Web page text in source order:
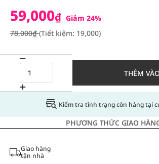
59,000₫ Giảm 24%
78,000₫(Tiết kiệm: 19,000)
THÊM
Kiểm tra tình trạng còn hàng tại
PHƯƠNG THỨC GIAO
Giao hàng
tận nhà